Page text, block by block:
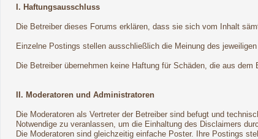
I. Haftungsausschluss
Die Betreiber dieses Forums erklären, dass sie sich vom Inhalt
Einzelne Postings stellen ausschließlich die Meinung des
Die Betreiber übernehmen keine Haftung für Schäden, die aus
II. Moderatoren und Administratoren
Die Moderatoren als Vertreter der Betreiber sind befugt und
Notwendige zu veranlassen, um die Einhaltung des Disclaimers
Die Moderatoren sind gleichzeitig einfache Poster. Ihre Postings